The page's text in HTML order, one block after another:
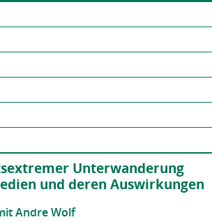
Unterwanderung
und deren Auswirkungen
Andre Wolf